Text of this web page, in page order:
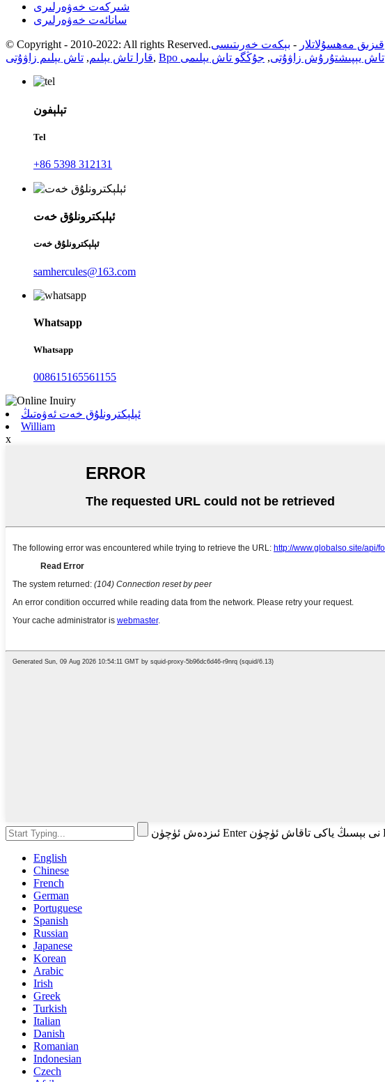
شىركەت خەۋەرلىرى
سانائەت خەۋەرلىرى
© Copyright - 2010-2022: All rights Reserved. قىزىق مەھسۇلاتلار - بېكەت خەرىتىسى
قارا تاش يېلىم, تاش يېلىم زاۋۇتى , تاش يېپىشتۇرۇش زاۋۇتى, جۇڭگو تاش يېلىمى
تېلېفون
Tel
+86 5398 312131
ئېلېكترونلۇق خەت
ئېلېكترونلۇق خەت
samhercules@163.com
Whatsapp
Whatsapp
008615165561155
ئېلېكترونلۇق خەت ئەۋەتىڭ
William
x
English
Chinese
French
German
Portuguese
Spanish
Russian
Japanese
Korean
Arabic
Irish
Greek
Turkish
Italian
Danish
Romanian
Indonesian
Czech